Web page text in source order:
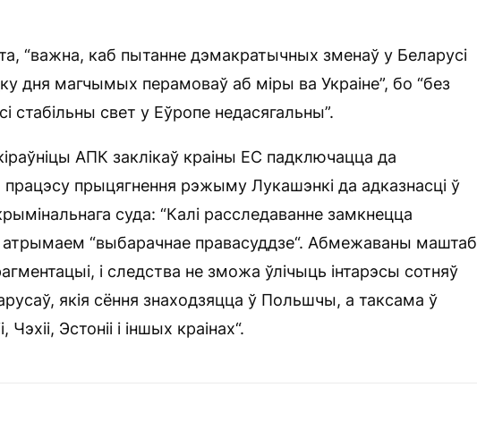
“важна, каб пытанне дэмакратычных зменаў у Беларусі
дня магчымых перамоваў аб міры ва Украіне”, бо “без
стабільны свет у Еўропе недасягальны”.
АПК заклікаў краіны ЕС падключацца да
працэсу прыцягнення рэжыму Лукашэнкі да адказнасці ў
суда: “Калі расследаванне замкнецца
“выбарачнае правасуддзе“. Абмежаваны маштаб
і следства не зможа ўлічыць інтарэсы сотняў
якія сёння знаходзяцца ў Польшчы, а таксама ў
Чэхіі, Эстоніі і іншых краінах“.